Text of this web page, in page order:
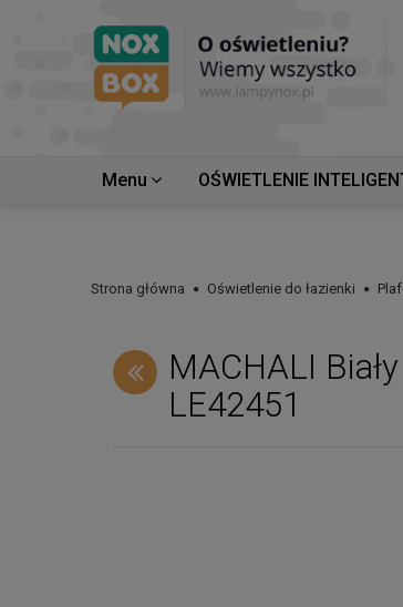
Menu OŚWIETLENIE
Strona główna Oświetlenie do łazienki
MACHALI
LE42451